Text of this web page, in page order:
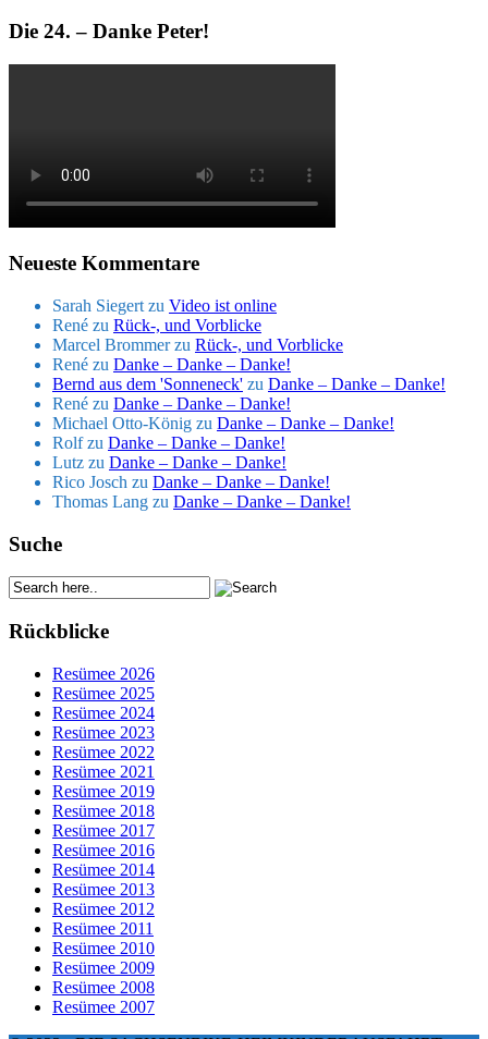
Die 24. – Danke Peter!
Neueste Kommentare
Sarah Siegert zu Video ist online
René zu Rück-, und Vorblicke
Marcel Brommerzu Rück-, und Vorblicke
René zu Danke – Danke – Danke!
Bernd aus dem 'Sonneneck' zu Danke – Danke – Danke!
René zu Danke – Danke – Danke!
Michael Otto-König zu Danke – Danke – Danke!
Rolfzu Danke – Danke – Danke!
Lutz zu Danke – Danke – Danke!
Rico Josch zu Danke – Danke – Danke!
Thomas Lang zu Danke – Danke – Danke!
Suche
Rückblicke
Resümee 2026
Resümee 2025
Resümee 2024
Resümee 2023
Resümee 2022
Resümee 2021
Resümee 2019
Resümee 2018
Resümee 2017
Resümee 2016
Resümee 2014
Resümee 2013
Resümee 2012
Resümee 2011
Resümee 2010
Resümee 2009
Resümee 2008
Resümee 2007